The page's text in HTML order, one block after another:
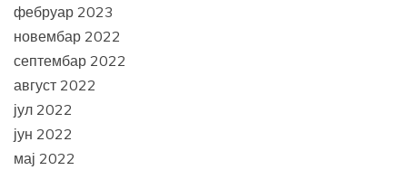
фебруар 2023
новембар 2022
септембар 2022
август 2022
јул 2022
јун 2022
мај 2022